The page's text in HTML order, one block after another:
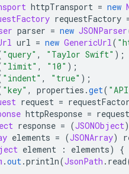
httpTransport = new
requestFactory
parser = new JSONParser
url = new GenericUrl(
"query" , "Taylor Swift" );
"limit" , "10" );
"indent" , "true" );
"key" , properties .get(
request =
httpResponse = request
response = (JSONObject)
elements = (JSONArray)
element : elements)
{
.out.println(JsonPath . read